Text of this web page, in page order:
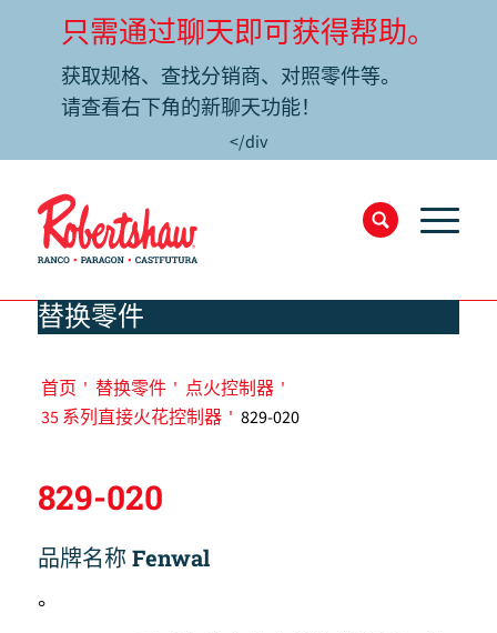
只需通过聊天即可获得帮助。
获取规格、查找分销商、对照零件等。
请查看右下角的新聊天功能！
</div
替换零件
首页 ' 替换零件 ' 点火控制器 '
35 系列直接火花控制器 ' 829-020
829-020
品牌名称 Fenwal
。